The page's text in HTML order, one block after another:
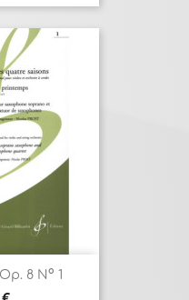
8 N° 1